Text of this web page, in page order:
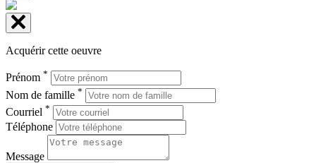
Acquérir cette oeuvre
Prénom *
Nom de famille *
Courriel *
Téléphone
Message